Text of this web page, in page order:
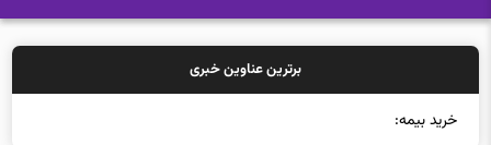
برترین عناوین خبری
خرید بیمه: سنتی یا